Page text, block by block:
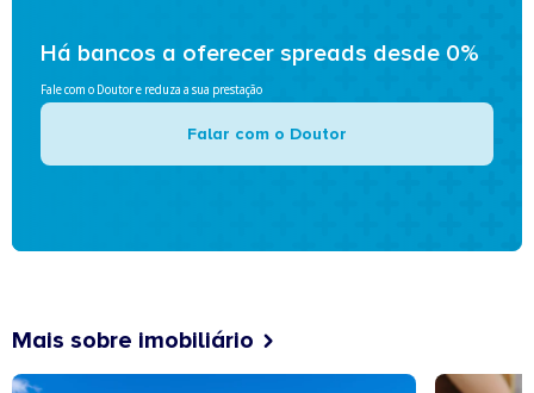
Há bancos a oferecer spreads desde 0%
Fale com o Doutor e reduza a sua prestação
Falar com o Doutor
Mais sobre imobiliário